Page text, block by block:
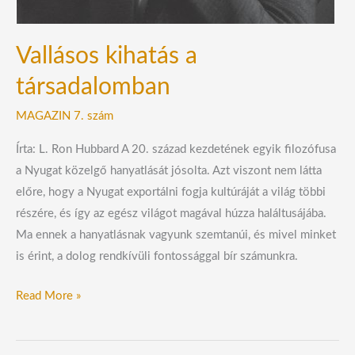
Vallásos kihatás a
társadalomban
MAGAZIN 7. szám
Írta: L. Ron Hubbard A 20. század kezdetének egyik filozófusa
a Nyugat közelgő hanyatlását jósolta. Azt viszont nem látta
előre, hogy a Nyugat exportálni fogja kultúráját a világ többi
részére, és így az egész világot magával húzza haláltusájába.
Ma ennek a hanyatlásnak vagyunk szemtanúi, és mivel minket
is érint, a dolog rendkívüli fontossággal bír számunkra.
Read More »